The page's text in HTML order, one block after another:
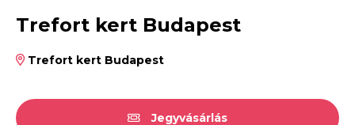
Trefort kert Budapest
Trefort kert Budapest
Jegyvásárlás